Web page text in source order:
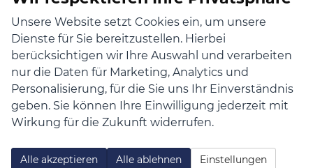
Unsere Website setzt Cookies ein, um unsere
Dienste für Sie bereitzustellen. Hierbei
berücksichtigen wir Ihre Auswahl und verarbeiten
nur die Daten für Marketing, Analytics und
Personalisierung, für die Sie uns Ihr Einverständnis
geben. Sie können Ihre Einwilligung jederzeit mit
Wirkung für die Zukunft widerrufen.
Alle akzeptieren Alle ablehnen Einstellungen